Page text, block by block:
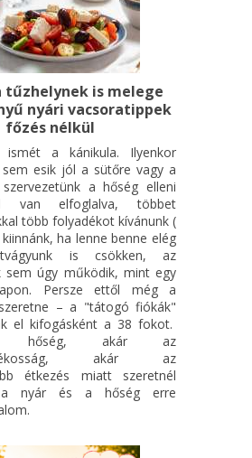
tűzhelynek is melege
nyári vacsoratippek
főzés nélkül
ismét a kánikula. Ilyenkor
esik jól a sütőre vagy a
a hőség elleni
van elfoglalva, többet
több folyadékot kívánunk (
ha lenne benne elég
is csökken, az
sem úgy működik, mint egy
Persze ettől még a
– a "tátogó fiókák"
el kifogásként a 38 fokot.
hőség, akár az
akár az
étkezés miatt szeretnél
a nyár és a hőség erre